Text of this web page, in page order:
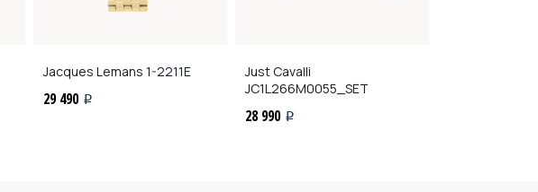
Jacques Lemans 1-2211E
29 490 i
Just Cavalli
JC1L266M0055_SET
28 990 i